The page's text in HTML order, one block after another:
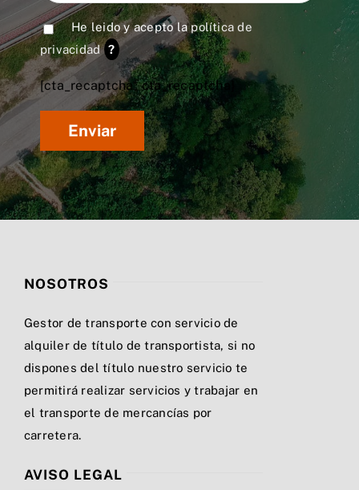
He leido y acepto lapolítica de
privacidad ?
[cta_recaptcha* cta_recaptcha]
NOSOTROS
Gestor de transporte con servicio de
alquiler de título de transportista, si no
dispones del título nuestro servicio te
permitirá realizar servicios y trabajar en
el transporte de mercancías por
carretera.
AVISO LEGAL